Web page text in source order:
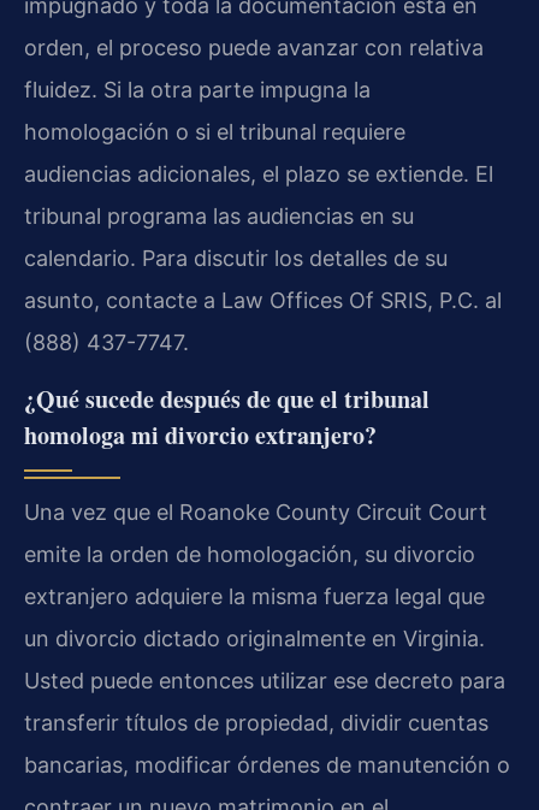
impugnado y toda la documentación está en
orden, el proceso puede avanzar con relativa
fluidez. Si la otra parte impugna la
homologación o si el tribunal requiere
audiencias adicionales, el plazo se extiende. El
tribunal programa las audiencias en su
calendario. Para discutir los detalles de su
asunto, contacte a Law Offices Of SRIS, P.C. al
(888) 437-7747.
¿Qué sucede después de que el tribunal
homologa mi divorcio extranjero?
Una vez que el Roanoke County Circuit Court
emite la orden de homologación, su divorcio
extranjero adquiere la misma fuerza legal que
un divorcio dictado originalmente en Virginia.
Usted puede entonces utilizar ese decreto para
transferir títulos de propiedad, dividir cuentas
bancarias, modificar órdenes de manutención o